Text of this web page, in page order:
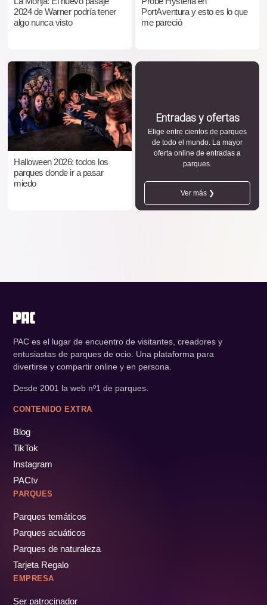
2024 de Warner podría tener
algo nunca visto
PortAventura y esto es lo que
me pareció
Halloween 2026: todos los
parques donde ir a pasar
miedo
Entradas y ofertas
Elige entre cientos de parques
de todo el mundo. La mayor
oferta online de entradas a
parques.
Ver más ❯
PAC es el lugar de encuentro de visitantes, creadores y
entusiastas de parques de ocio. Una plataforma para
divertirse y compartir online y en persona.
Desde 2001 la web nº1 de parques.
CONTENIDO EXTRA
Blog
TikTok
Instagram
PACtv
PARQUES
Parques temáticos
Parques acuáticos
Parques de naturaleza
Tarjeta Regalo
EMPRESA
Ser patrocinador